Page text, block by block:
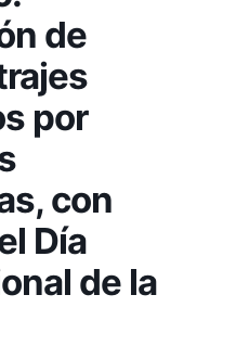
de
por
con
Día
de la